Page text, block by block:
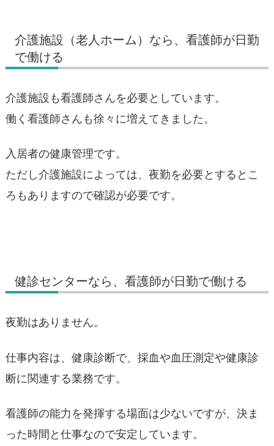
介護施設（老人ホーム）なら、看護師が日勤
で働ける
介護施設も看護師さんを必要としています。
働く看護師さんも徐々に増えてきました。
入居者の健康管理です。
ただし介護施設によっては、夜勤を必要とするとこ
ろもありますので確認が必要です。
健診センターなら、看護師が日勤で働ける
夜勤はありません。
仕事内容は、健康診断で、採血や血圧測定や健康診
断に関連する業務です。
看護師の能力を発揮する場面は少ないですが、決ま
った時間と仕事なので安定しています。